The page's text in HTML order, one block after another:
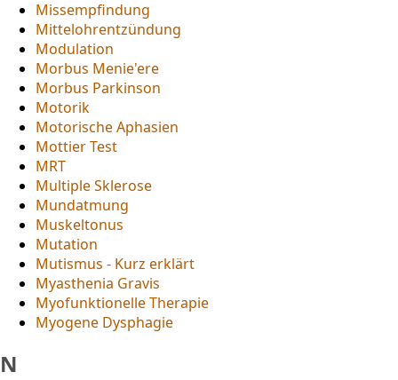
Missempfindung
Mittelohrentzündung
Modulation
Morbus Menie'ere
Morbus Parkinson
Motorik
Motorische Aphasien
Mottier Test
MRT
Multiple Sklerose
Mundatmung
Muskeltonus
Mutation
Mutismus - Kurz erklärt
Myasthenia Gravis
Myofunktionelle Therapie
Myogene Dysphagie
N